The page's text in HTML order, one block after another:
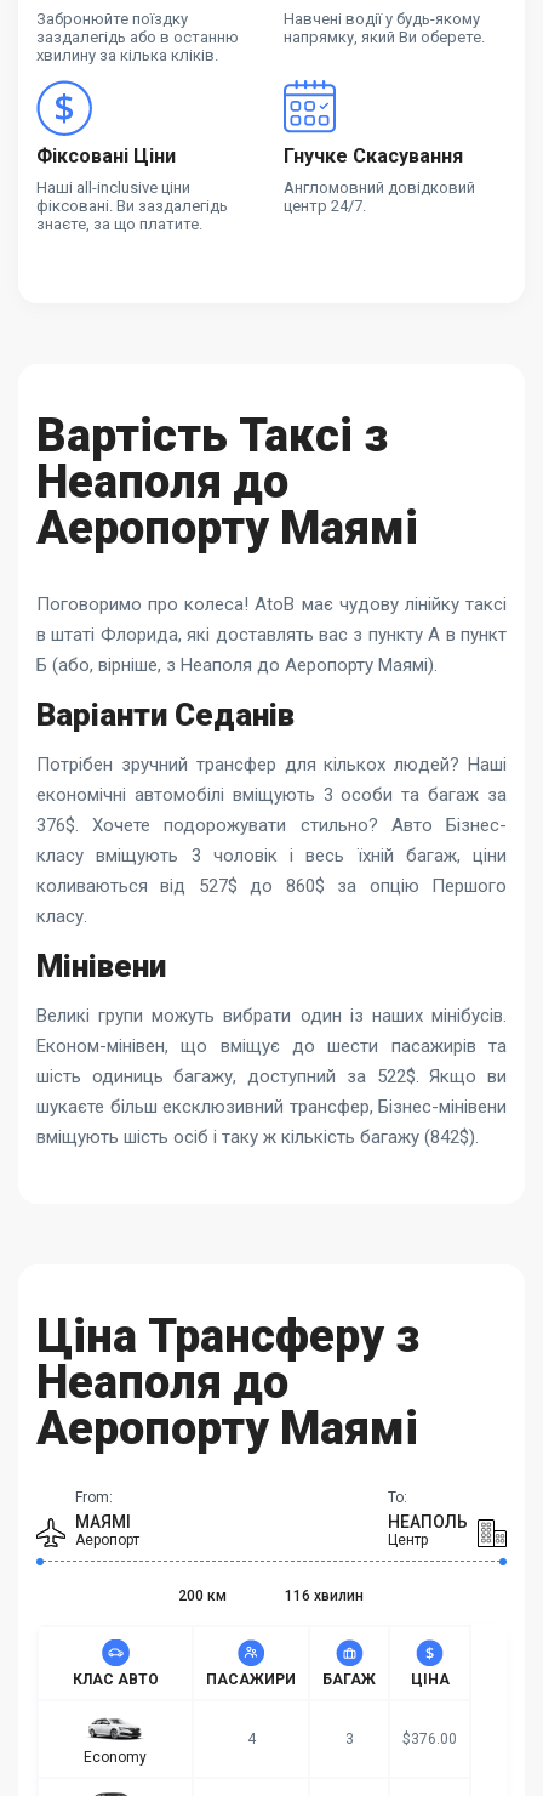
Забронюйте поїздку
заздалегідь або в останню
хвилину за кілька кліків.
Навчені водії у будь-якому
напрямку, який Ви оберете.
Фіксовані Ціни
Наші all-inclusive ціни
фіксовані. Ви заздалегідь
знаєте, за що платите.
Гнучке Скасування
Англомовний довідковий
центр 24/7.
Вартість Таксі з
Неаполя до
Аеропорту Маямі
Поговоримо про колеса! AtoB має чудову лінійку таксі
в штаті Флорида, які доставлять вас з пункту А в пункт
Б (або, вірніше, з Неаполя до Аеропорту Маямі).
Варіанти Седанів
Потрібен зручний трансфер для кількох людей? Наші
економічні автомобілі вміщують 3 особи та багаж за
376$. Хочете подорожувати стильно? Авто Бізнес-
класу вміщують 3 чоловік і весь їхній багаж, ціни
коливаються від 527$ до 860$ за опцію Першого
класу.
Мінівени
Великі групи можуть вибрати один із наших мінібусів.
Економ-мінівен, що вміщує до шести пасажирів та
шість одиниць багажу, доступний за 522$. Якщо ви
шукаєте більш ексклюзивний трансфер, Бізнес-мінівени
вміщують шість осіб і таку ж кількість багажу (842$).
Ціна Трансферу з
Неаполя до
Аеропорту Маямі
From:
МАЯМІ
Аеропорт
To:
НЕАПОЛЬ
Центр
200 км 116 хвилин
КЛАС АВТО ПАСАЖИРИ БАГАЖ ЦІНА
Economy
4 3 $376.00